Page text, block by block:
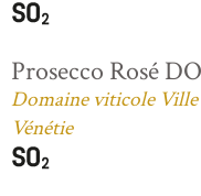
Prosecco Rosé
Domaine viticole
Vénétie